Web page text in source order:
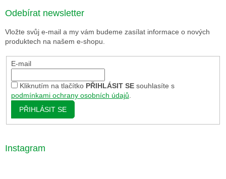
Odebírat newsletter
Vložte svůj e-mail a my vám budeme zasílat informace o nových
produktech na našem e-shopu.
E-mail
Kliknutím na tlačítko PŘIHLÁSIT SEsouhlasíte s
podmínkami ochrany osobních údajů
PŘIHLÁSIT SE
Instagram